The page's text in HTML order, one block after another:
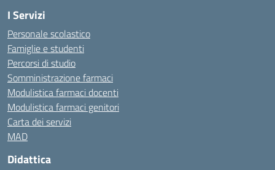
I Servizi
Personale scolastico
Famiglie e studenti
Percorsi di studio
Somministrazione farmaci
Modulistica farmaci docenti
Modulistica farmaci genitori
Carta dei servizi
MAD
Didattica